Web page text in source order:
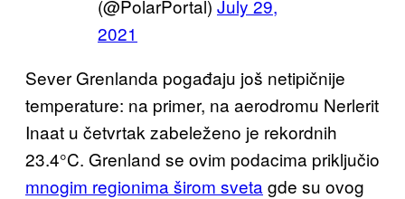
(@PolarPortal) July 29,
2021
Sever Grenlanda pogađaju još netipičnije
temperature: na primer, na aerodromu Nerlerit
Inaat u četvrtak zabeleženo je rekordnih
23.4°C. Grenland se ovim podacima priključio
mnogim regionima širom sveta gde su ovog